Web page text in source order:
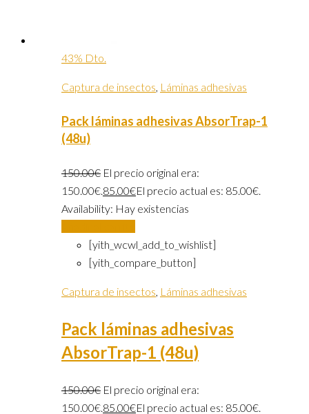
43% Dto.
Captura de insectos, Láminas adhesivas
Pack láminas adhesivas AbsorTrap-1
(48u)
150.00€ El precio original era:
150.00€.85.00€El precio actual es: 85.00€.
Availability: Hay existencias
[yith_wcwl_add_to_wishlist]
[yith_compare_button]
Captura de insectos, Láminas adhesivas
Pack láminas adhesivas
AbsorTrap-1 (48u)
150.00€ El precio original era:
150.00€.85.00€El precio actual es: 85.00€.